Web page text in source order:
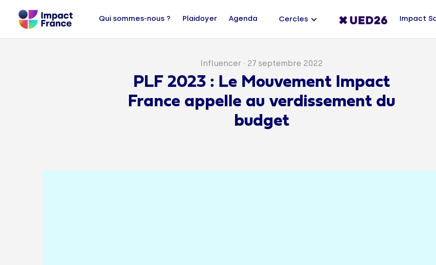
Qui sommes-nous ? Plaidoyer Agenda Cercles Impact
Influencer · 27 septembre 2022
PLF 2023 : Le Mouvement Impact
France appelle au verdissement du
budget